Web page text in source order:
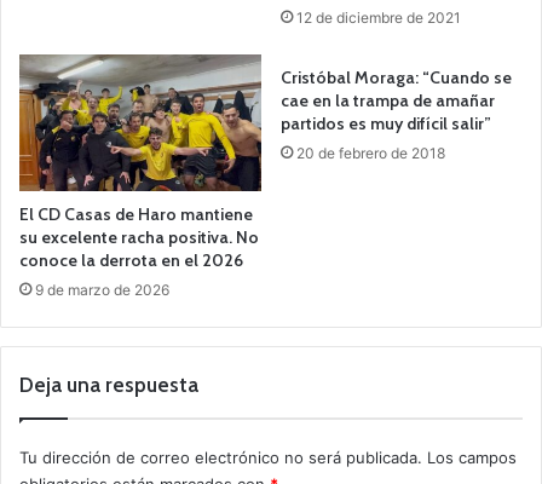
12 de diciembre de 2021
El CD Casas de Haro mantiene
su excelente racha positiva. No
conoce la derrota en el 2026
9 de marzo de 2026
Cristóbal Moraga: “Cuando se
cae en la trampa de amañar
partidos es muy difícil salir”
20 de febrero de 2018
Deja una respuesta
Tu dirección de correo electrónico no será publicada. Los campos